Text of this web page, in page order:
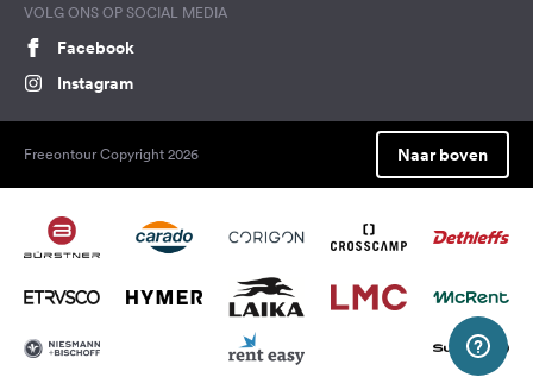
VOLG ONS OP SOCIAL MEDIA
Facebook
Instagram
Freeontour Copyright 2026 Naar boven